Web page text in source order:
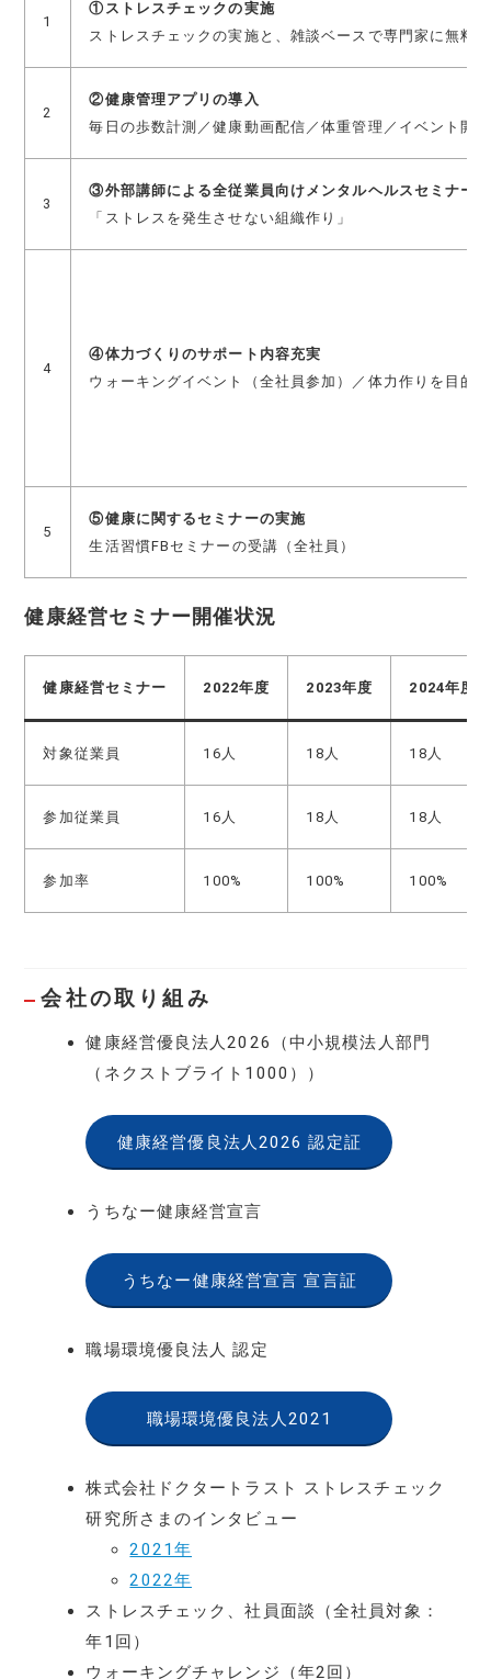
1
①ストレスチェックの実施
ストレスチェックの実施と、雑談ベースで専門家に無料
2
②健康管理アプリの導入
毎日の歩数計測／健康動画配信／体重管理／イベント開
3
③外部講師による全従業員向けメンタルヘルスセミナー
「ストレスを発生させない組織作り」
4
④体力づくりのサポート内容充実
ウォーキングイベント（全社員参加）／体力作りを目的
5
⑤健康に関するセミナーの実施
生活習慣FBセミナーの受講（全社員）
健康経営セミナー開催状況
健康経営セミナー 2022年度 2023年度 2024年度
対象従業員 16人 18人 18人
参加従業員 16人 18人 18人
参加率 100% 100% 100%
会社の取り組み
健康経営優良法人2026（中小規模法人部門
（ネクストブライト1000））
健康経営優良法人2026 認定証
うちなー健康経営宣言
うちなー健康経営宣言 宣言証
職場環境優良法人 認定
職場環境優良法人2021
株式会社ドクタートラスト ストレスチェック
研究所さまのインタビュー
2021年
2022年
ストレスチェック、社員面談（全社員対象：
年1回）
ウォーキングチャレンジ（年2回）